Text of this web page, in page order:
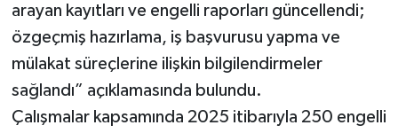
arayan kayıtları ve engelli raporları güncellendi;
özgeçmiş hazırlama, iş başvurusu yapma ve
mülakat süreçlerine ilişkin bilgilendirmeler
sağlandı” açıklamasında bulundu.
Çalışmalar kapsamında 2025 itibarıyla 250 engelli